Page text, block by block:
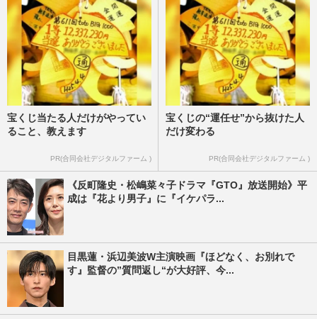
宝くじ当たる人だけがやってい
ること、教えます
PR(合同会社デジタルファーム )
宝くじの“運任せ”から抜けた人
だけ変わる
PR(合同会社デジタルファーム )
《反町隆史・松嶋菜々子ドラマ『GTO』放送開始》平
成は『花より男子』に『イケパラ...
目黒蓮・浜辺美波W主演映画『ほどなく、お別れで
す』監督の”質問返し“が大好評、今...